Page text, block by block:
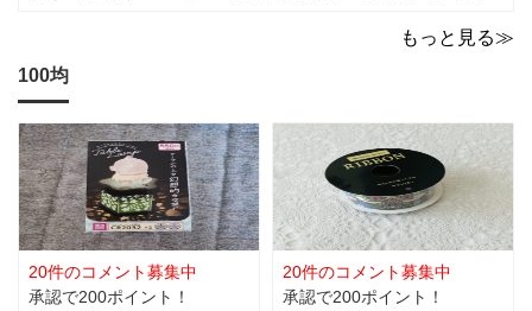
もっと見る≫
100均
20件のコメント募集中
承認で200ポイント！
20件のコメント募集中
承認で200ポイント！